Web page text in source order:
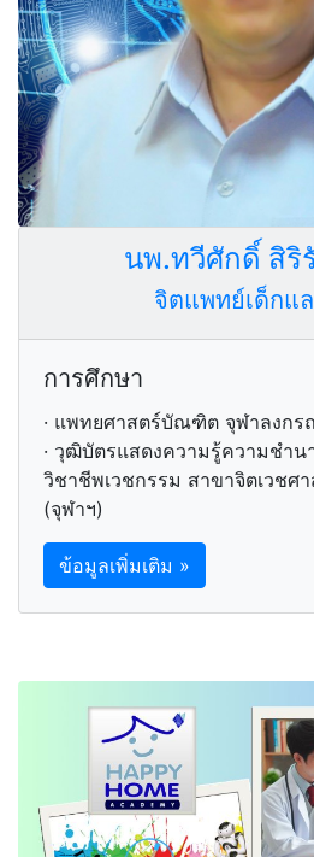
นพ.ทวีศักดิ์ สิริ
จิตแพทย์เด็กแ
การศึกษา
· แพทยศาสตร์บัณฑิต จุฬาลงก
· วุฒิบัตรแสดงความรู้ความชำ
วิชาชีพเวชกรรม สาขาจิตเวชศ
(จุฬาฯ)
ข้อมูลเพิ่มเติม »